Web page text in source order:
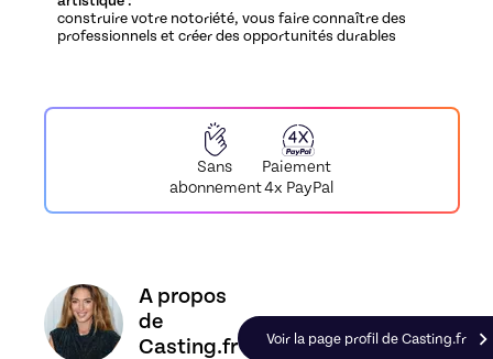
construire votre notoriété, vous faire connaître des
professionnels et créer des opportunités durables
Sans
abonnement
Paiement
4x PayPal
Découvrez le profil de Casting.fr, Skiller en
A propos
de
Casting.fr
Voir la page profil de Casting.fr